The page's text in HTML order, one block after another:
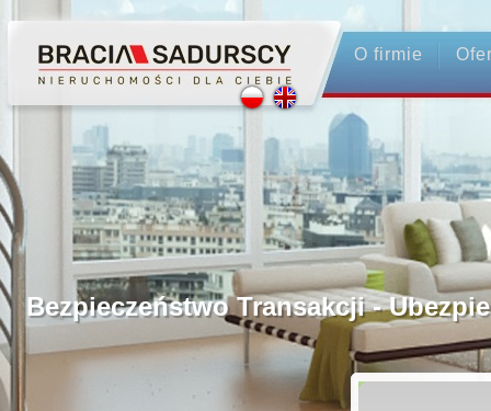
O firmie
Profesjonalne Pośrednictwo
Bezpieczeństwo Transakcji -
Licencjonowani Pośrednicy